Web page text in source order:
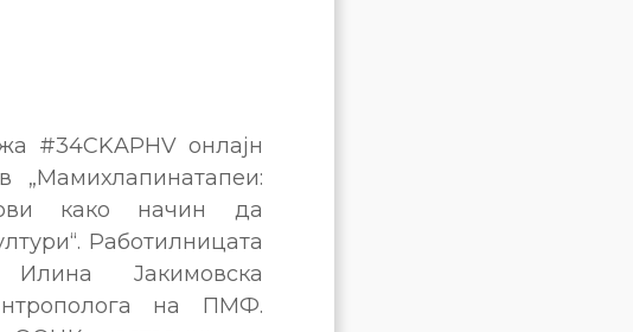
#34CKAPHV онлајн
„Мамихлапинатапеи:
како начин да
Работилницата
Јакимовска
на ПМФ.